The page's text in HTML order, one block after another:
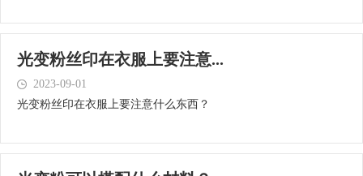
光变粉丝印在衣服上要注意...
2023-09-01
光变粉丝印在衣服上要注意什么东西？